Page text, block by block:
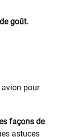
goût.
avion pour
façons de
astuces